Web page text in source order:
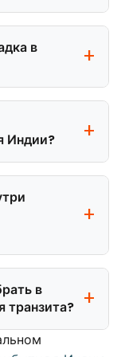
в
Индии?
в
транзита?